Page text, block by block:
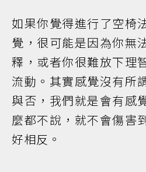
如果你覺得進行了空椅
覺，很可能是因為你無
釋，或者你很難放下理
流動。其實感覺沒有所
與否，我們就是會有感
麼都不說，就不會傷害
好相反。